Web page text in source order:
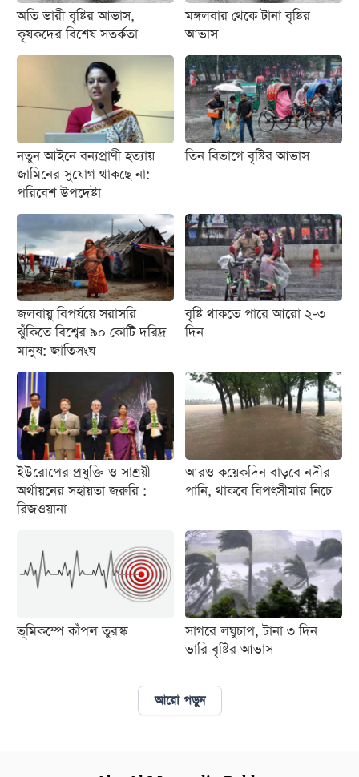
অতি ভারী বৃষ্টির আভাস,
কৃষকদের বিশেষ সতর্কতা
মঙ্গলবার থেকে টানা বৃষ্টির
আভাস
নতুন আইনে বন্যপ্রাণী হত্যায়
জামিনের সুযোগ থাকছে না:
পরিবেশ উপদেষ্টা
তিন বিভাগে বৃষ্টির আভাস
জলবায়ু বিপর্যয়ে সরাসরি
ঝুঁকিতে বিশ্বের ৯০ কোটি দরিদ্র
মানুষ: জাতিসংঘ
বৃষ্টি থাকতে পারে আরো ২-৩
দিন
ইউরোপের প্রযুক্তি ও সাশ্রয়ী
অর্থায়নের সহায়তা জরুরি :
রিজওয়ানা
আরও কয়েকদিন বাড়বে নদীর
পানি, থাকবে বিপৎসীমার নিচে
ভূমিকম্পে কাঁপল তুরস্ক
সাগরে লঘুচাপ, টানা ৩ দিন
ভারি বৃষ্টির আভাস
আরো পড়ুন